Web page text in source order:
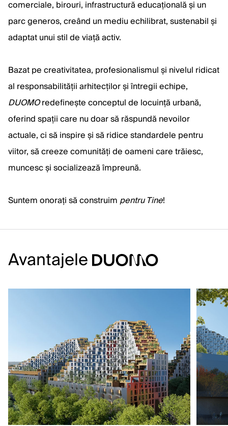
comerciale, birouri, infrastructură educațională și un
parc generos, creând un mediu echilibrat, sustenabil și
adaptat unui stil de viață activ.
Bazat pe creativitatea, profesionalismul și nivelul ridicat
al responsabilității arhitecților și întregii echipe,
DUOMOredefinește conceptul de locuință urbană,
oferind spații care nu doar să răspundă nevoilor
actuale, ci să inspire și să ridice standardele pentru
viitor, să creeze comunități de oameni care trăiesc,
muncesc și socializează împreună.
Suntem onorați să construimpentru Tine!
Avantajele